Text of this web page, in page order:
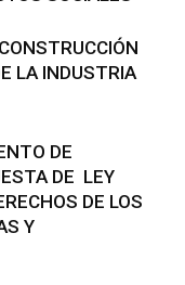
LA INDUSTRIA
DE
DE LEY
DE LOS
Y